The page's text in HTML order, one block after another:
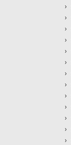
›
›
›
›
›
›
›
›
›
›
›
›
›